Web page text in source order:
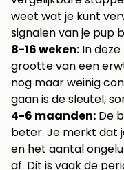
weet wat je kunt
signalen van je pup
8-16 weken: In
grootte van een
nog maar weinig
gaan is de sleutel,
4-6 maanden: De
beter. Je merkt dat
en het aantal
af. Dit is vaak de